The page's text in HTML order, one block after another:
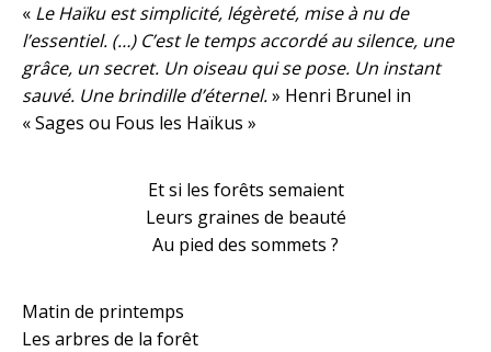
« Le Haïku est simplicité, légèreté, mise à nu de
l’essentiel. (…) C’est le temps accordé au silence, une
grâce, un secret. Un oiseau qui se pose. Un instant
sauvé. Une brindille d’éternel.» Henri Brunel in
« Sages ou Fous les Haïkus »
Et si les forêts semaient
Leurs graines de beauté
Au pied des sommets ?
Matin de printemps
Les arbres de la forêt